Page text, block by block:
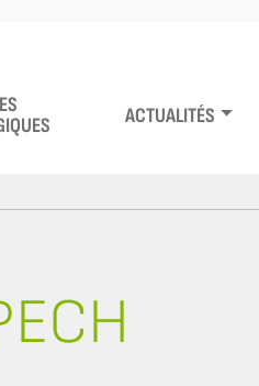
ACTUALITÉS